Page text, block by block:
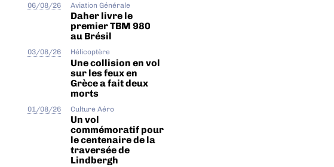
06/08/26 Aviation Générale
Daher livre le
premier TBM 980
au Brésil
03/08/26 Hélicoptère
Une collision en vol
sur les feux en
Grèce a fait deux
morts
01/08/26 Culture Aéro
Un vol
commémoratif pour
le centenaire de la
traversée de
Lindbergh